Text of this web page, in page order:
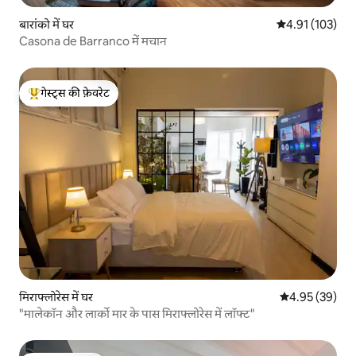
बारांको में घर औसत रेटिंग 5 में से
4.91 (103)
Casona de Barranco में मचान
गेस्ट्स का टॉप फ़ेवरेट
गेस्ट्स की फ़ेवरेट
मिराफ्लोरेस में घर औसत रेटिंग 5 में
4.95 (39)
"मालेकॉन और लार्को मार के पास मिराफ्लोरेस में लॉफ्ट"